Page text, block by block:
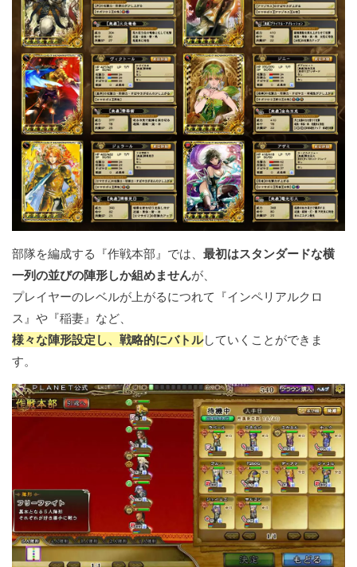
部隊を編成する『作戦本部』では、 最初はスタンダードな横
一列の並びの陣形しか組めませんが、
プレイヤーのレベルが上がるにつれて『インペリアルクロ
ス』や『稲妻』など、
様々な陣形設定し、戦略的にバトルしていくことができま
す。